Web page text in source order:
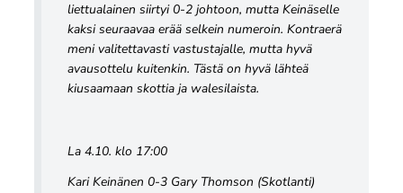
liettualainen siirtyi 0-2 johtoon, mutta Keinäselle
kaksi seuraavaa erää selkein numeroin. Kontraerä
meni valitettavasti vastustajalle, mutta hyvä
avausottelu kuitenkin. Tästä on hyvä lähteä
kiusaamaan skottia ja walesilaista.
La 4.10. klo 17:00
Kari Keinänen 0-3 Gary Thomson (Skotlanti)